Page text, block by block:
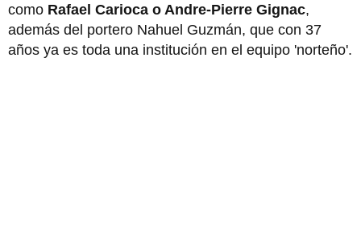
como Rafael Carioca o Andre-Pierre Gignac,
además del portero Nahuel Guzmán, que con 37
años ya es toda una institución en el equipo 'norteño'.